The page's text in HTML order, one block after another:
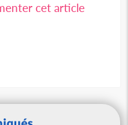
cet article